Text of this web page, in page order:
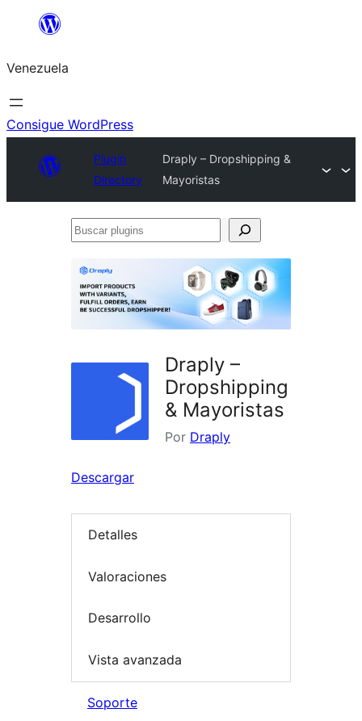
Saltar
contenido
Venezuela
Consigue WordPress
Plugin
Directory
Draply – Dropshipping &
Mayoristas
Buscar
Draply –
Dropshipping
& Mayoristas
Por Draply
Descargar
Detalles
Valoraciones
Desarrollo
Vista avanzada
Soporte